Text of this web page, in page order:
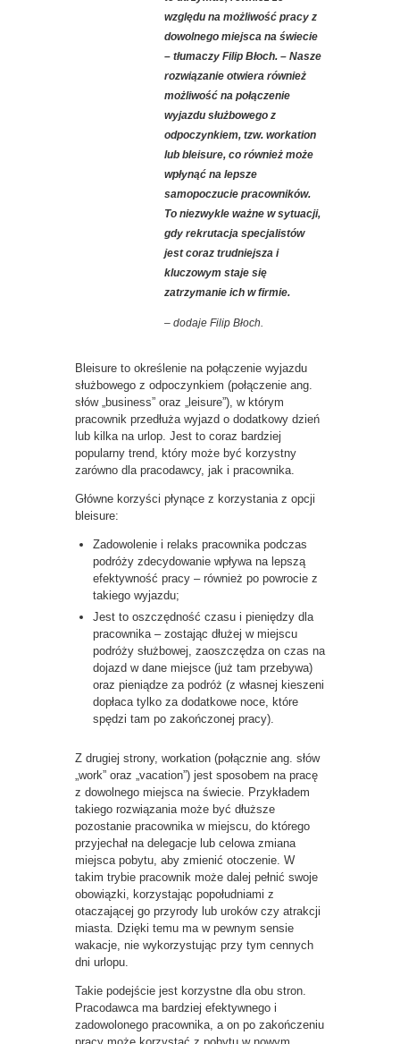
względu na możliwość pracy z
dowolnego miejsca na świecie
– tłumaczy Filip Błoch. – Nasze
rozwiązanie otwiera również
możliwość na połączenie
wyjazdu służbowego z
odpoczynkiem, tzw. workation
lub bleisure, co również może
wpłynąć na lepsze
samopoczucie pracowników.
To niezwykle ważne w sytuacji,
gdy rekrutacja specjalistów
jest coraz trudniejsza i
kluczowym staje się
zatrzymanie ich w firmie.
– dodaje Filip Błoch.
Bleisure to określenie na połączenie wyjazdu
służbowego z odpoczynkiem (połączenie ang.
słów „business” oraz „leisure”), w którym
pracownik przedłuża wyjazd o dodatkowy dzień
lub kilka na urlop. Jest to coraz bardziej
popularny trend, który może być korzystny
zarówno dla pracodawcy, jak i pracownika.
Główne korzyści płynące z korzystania z opcji
bleisure:
Zadowolenie i relaks pracownika podczas
podróży zdecydowanie wpływa na lepszą
efektywność pracy – również po powrocie z
takiego wyjazdu;
Jest to oszczędność czasu i pieniędzy dla
pracownika – zostając dłużej w miejscu
podróży służbowej, zaoszczędza on czas na
dojazd w dane miejsce (już tam przebywa)
oraz pieniądze za podróż (z własnej kieszeni
dopłaca tylko za dodatkowe noce, które
spędzi tam po zakończonej pracy).
Z drugiej strony, workation (połącznie ang. słów
„work” oraz „vacation”) jest sposobem na pracę
z dowolnego miejsca na świecie. Przykładem
takiego rozwiązania może być dłuższe
pozostanie pracownika w miejscu, do którego
przyjechał na delegacje lub celowa zmiana
miejsca pobytu, aby zmienić otoczenie. W
takim trybie pracownik może dalej pełnić swoje
obowiązki, korzystając popołudniami z
otaczającej go przyrody lub uroków czy atrakcji
miasta. Dzięki temu ma w pewnym sensie
wakacje, nie wykorzystując przy tym cennych
dni urlopu.
Takie podejście jest korzystne dla obu stron.
Pracodawca ma bardziej efektywnego i
zadowolonego pracownika, a on po zakończeniu